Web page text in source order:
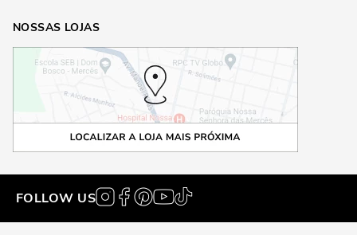
NOSSAS LOJAS
FOLLOW US